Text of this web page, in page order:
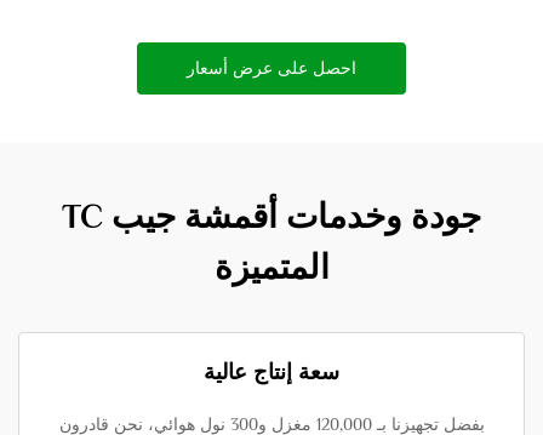
احصل على عرض أسعار
جودة وخدمات أقمشة جيب TC
المتميزة
سعة إنتاج عالية
بفضل تجهيزنا بـ 120,000 مغزل و300 نول هوائي، نحن قادرون